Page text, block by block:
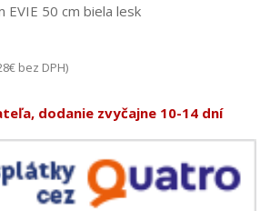
EVIE 50 cm biela lesk
€ bez DPH)
dodanie zvyčajne 10-14 dní